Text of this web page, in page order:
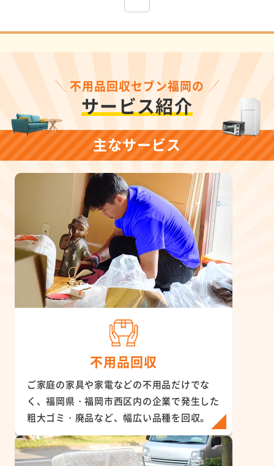
不用品回収セブン福岡の
サービス紹介
主なサービス
不用品回収
ご家庭の家具や家電などの不用品だけでな
く、福岡県・福岡市西区内の企業で発生した
粗大ゴミ・廃品など、幅広い品種を回収。